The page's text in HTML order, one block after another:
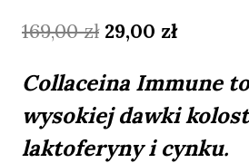
169,00zł Pierwotna
wynosiła:
169,00 zł.
29,00 złAktualna
wynosi:
29,00
Collaceina Immune
wysokiej dawki
laktoferyny i cynku.